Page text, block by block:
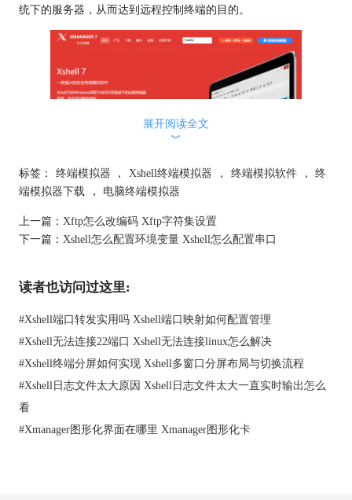
统下的服务器，从而达到远程控制终端的目的。
Xshell还支持多个标签，快速命令，隧道，脚本，高亮，键映射等
功能，可以自定义界面，颜色，字体，快捷键，主题，插件等。
Xshell是基于Windows的，主要适用于Windows系统。
展开阅读全文
︾
标签： 终端模拟器 ， Xshell终端模拟器 ， 终端模拟软件 ，
终
端模拟器下载
， 电脑终端模拟器
上一篇： Xftp怎么改编码 Xftp字符集设置
下一篇： Xshell怎么配置环境变量 Xshell怎么配置串口
读者也访问过这里:
#Xshell端口转发实用吗 Xshell端口映射如何配置管理
#Xshell无法连接22端口 Xshell无法连接linux怎么解决
#Xshell终端分屏如何实现 Xshell多窗口分屏布局与切换流程
#Xshell日志文件太大原因 Xshell日志文件太大一直实时输出怎么
看
#Xmanager图形化界面在哪里 Xmanager图形化卡